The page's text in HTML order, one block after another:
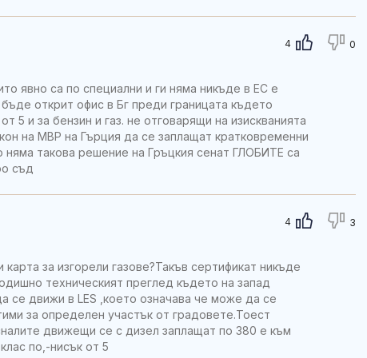
4 0
явно са по специални и ги няма никъде в ЕС е
открит офис в Бг преди границата където
5 и за бензин и газ. не отговарящи на изискванията
на МВР на Гърция да се заплащат кратковременни
няма такова решение на Гръцкия сенат ГЛОБИТЕ са
съд
4 3
за изгорели газове?Такъв сертификат никъде
техническият преглед където на запад
се движи в LES ,което означава че може да се
за определен участък от градовете.Тоест
движещи се с дизел заплащат по 380 е към
по,-нисък от 5